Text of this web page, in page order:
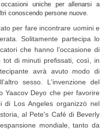
uniche per allenarsi a
conoscendo persone nuove.
per fare incontrare uomini e
Solitamente partecipa lo
che hanno l’occasione di
di minuti prefissati, così, in
avrà avuto modo di
sesso. L'invenzione del
Yaacov Deyo che per favorire
di Los Angeles organizzò nel
al Pete's Café di Beverly
mondiale, tanto da